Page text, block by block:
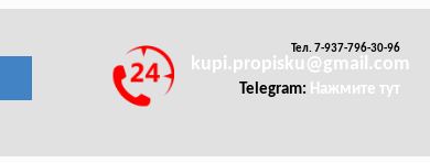
Тел. 7-937-796-30-96
kupi.propisku@gmail.com
Telegram: Нажмите тут